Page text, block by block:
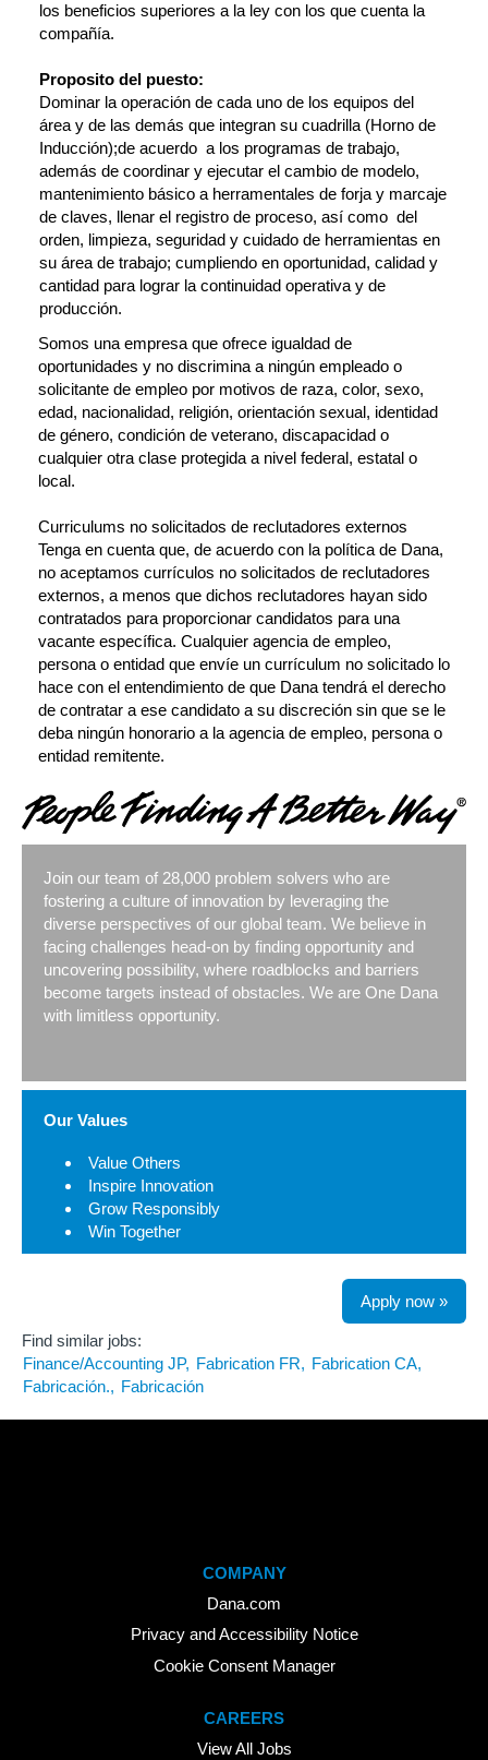
los beneficios superiores a la ley con los que cuenta la
compañía.
Proposito del puesto:
Dominar la operación de cada uno de los equipos del
área y de las demás que integran su cuadrilla (Horno de
Inducción);de acuerdo a los programas de trabajo,
además de coordinar y ejecutar el cambio de modelo,
mantenimiento básico a herramentales de forja y marcaje
de claves, llenar el registro de proceso, así como del
orden, limpieza, seguridad y cuidado de herramientas en
su área de trabajo; cumpliendo en oportunidad, calidad y
cantidad para lograr la continuidad operativa y de
producción.
Somos una empresa que ofrece igualdad de
oportunidades y no discrimina a ningún empleado o
solicitante de empleo por motivos de raza, color, sexo,
edad, nacionalidad, religión, orientación sexual, identidad
de género, condición de veterano, discapacidad o
cualquier otra clase protegida a nivel federal, estatal o
local.
Curriculums no solicitados de reclutadores externos
Tenga en cuenta que, de acuerdo con la política de Dana,
no aceptamos currículos no solicitados de reclutadores
externos, a menos que dichos reclutadores hayan sido
contratados para proporcionar candidatos para una
vacante específica. Cualquier agencia de empleo,
persona o entidad que envíe un currículum no solicitado lo
hace con el entendimiento de que Dana tendrá el derecho
de contratar a ese candidato a su discreción sin que se le
deba ningún honorario a la agencia de empleo, persona o
entidad remitente.
Join our team of 28,000 problem solvers who are
fostering a culture of innovation by leveraging the
diverse perspectives of our global team. We believe in
facing challenges head-on by finding opportunity and
uncovering possibility, where roadblocks and barriers
become targets instead of obstacles. We are One Dana
with limitless opportunity.
Our Values
Value Others
Inspire Innovation
Grow Responsibly
Win Together
Apply now »
Find similar jobs:
Finance/Accounting JP, Fabrication FR, Fabrication CA,
Fabricación., Fabricación
COMPANY
Dana.com
Privacy and Accessibility Notice
Cookie Consent Manager
CAREERS
View All Jobs